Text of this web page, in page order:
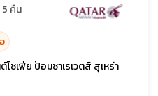
5 คืน
โซเฟีย ป้อมซาเรเวตส์ สุเหร่า